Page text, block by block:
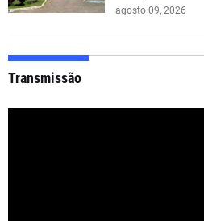
agosto 09, 2026
Transmissão